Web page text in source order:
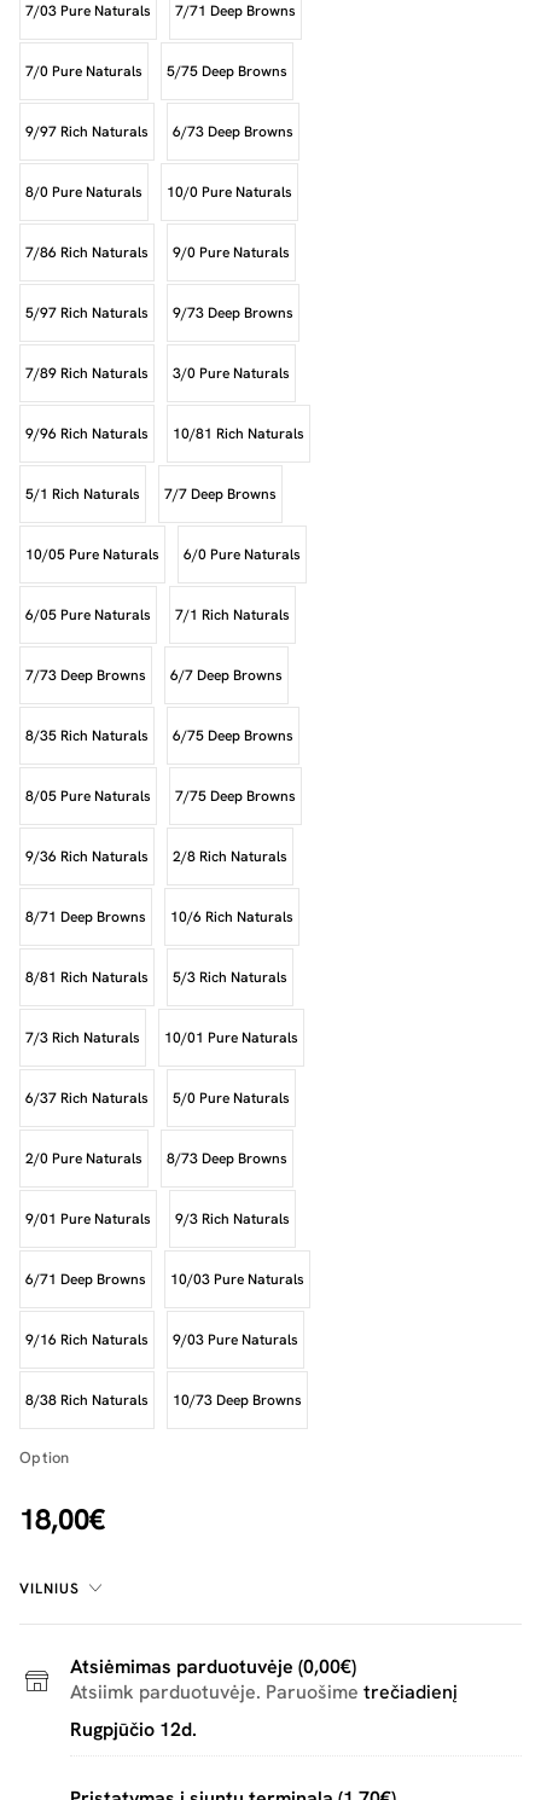
7/03 Pure Naturals 7/71 Deep Browns
7/0 Pure Naturals 5/75 Deep Browns
9/97 Rich Naturals 6/73 Deep Browns
8/0 Pure Naturals 10/0 Pure Naturals
7/86 Rich Naturals 9/0 Pure Naturals
5/97 Rich Naturals 9/73 Deep Browns
7/89 Rich Naturals 3/0 Pure Naturals
9/96 Rich Naturals 10/81 Rich Naturals
5/1 Rich Naturals 7/7 Deep Browns
10/05 Pure Naturals 6/0 Pure Naturals
6/05 Pure Naturals 7/1 Rich Naturals
7/73 Deep Browns 6/7 Deep Browns
8/35 Rich Naturals 6/75 Deep Browns
8/05 Pure Naturals 7/75 Deep Browns
9/36 Rich Naturals 2/8 Rich Naturals
8/71 Deep Browns 10/6 Rich Naturals
8/81 Rich Naturals 5/3 Rich Naturals
7/3 Rich Naturals 10/01 Pure Naturals
6/37 Rich Naturals 5/0 Pure Naturals
2/0 Pure Naturals 8/73 Deep Browns
9/01 Pure Naturals 9/3 Rich Naturals
6/71 Deep Browns 10/03 Pure Naturals
9/16 Rich Naturals 9/03 Pure Naturals
8/38 Rich Naturals 10/73 Deep Browns
Option
18,00€
VILNIUS
Atsiėmimas parduotuvėje (0,00€)
Atsiimk parduotuvėje. Paruošime trečiadienį
Rugpjūčio 12d.